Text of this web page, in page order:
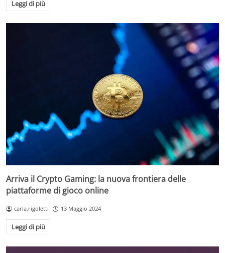
Leggi di più
Arriva il Crypto Gaming: la nuova frontiera delle
piattaforme di gioco online
carla.rigoletti 13 Maggio 2024
Leggi di più